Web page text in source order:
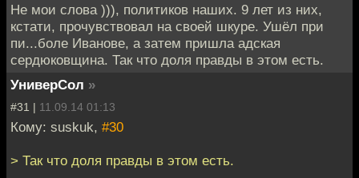
Не мои слова ))), политиков наших. 9 лет из них,
кстати, прочувствовал на своей шкуре. Ушёл при
пи...боле Иванове, а затем пришла адская
сердюковщина. Так что доля правды в этом есть.
УниверСол »
#31 | 11.09.14 01:13
Кому: suskuk, #30
> Так что доля правды в этом есть.